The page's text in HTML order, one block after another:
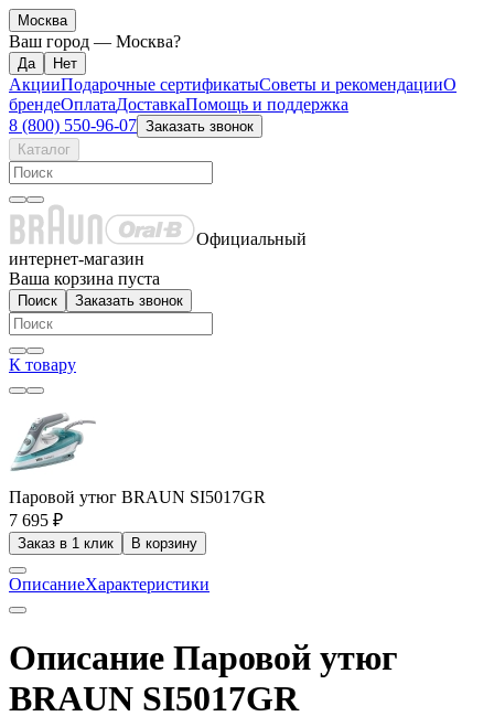
Москва
Ваш город — Москва?
АкцииПодарочные сертификатыСоветы и рекомендацииО
брендеОплатаДоставкаПомощь и поддержка
8 (800) 550-96-07 Заказать звонок
Каталог
Официальный
интернет-магазин
Ваша корзина пуста
Поиск Заказать звонок
К товару
Паровой утюг BRAUN SI5017GR
7 695 ₽
Заказ в 1 клик В корзину
ОписаниеХарактеристики
Описание Паровой утюг
BRAUN SI5017GR